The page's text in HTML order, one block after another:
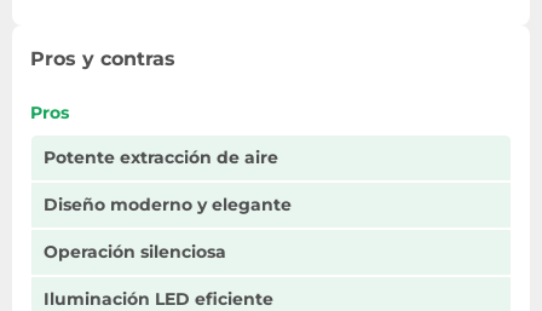
Pros y contras
Pros
Potente extracción de aire
Diseño moderno y elegante
Operación silenciosa
Iluminación LED eficiente